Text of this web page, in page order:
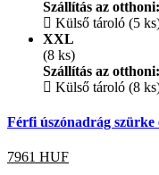
Szállítás az otthoni:
Külső tároló (5
XXL
(8 ks)
Szállítás az otthoni:
Külső tároló (8
Férfi úszónadrág szürke
7961 HUF